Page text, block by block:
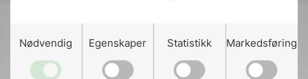
Nødvendig Egenskaper Statistikk Markedsføring